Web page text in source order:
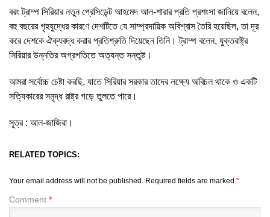
বরং ট্রাম্প সিরিয়ার নতুন প্রেসিডেন্ট আহমেদ আল-শারার প্রতি প্রশংসা জানিয়ে বলেন,
বহু বছরের গৃহযুদ্ধের কারণে দেশটিতে যে সাম্প্রদায়িক অবিশ্বাস তৈরি হয়েছিল, তা দূর
করে দেশকে ঐক্যবদ্ধ করার প্রতিশ্রুতি দিয়েছেন তিনি। ট্রাম্প বলেন, যুক্তরাষ্ট্র
সিরিয়ার উন্নতির অগ্রগতিতে অত্যন্ত সন্তুষ্ট।
আমরা সর্বোচ্চ চেষ্টা করছি, যাতে সিরিয়ার সরকার তাদের লক্ষ্যে অবিচল থাকে ও একটি
সত্যিকারের সমৃদ্ধ রাষ্ট্র গড়ে তুলতে পারে।
সূত্র : আল-জাজিরা।
RELATED TOPICS:
Your email address will not be published. Required fields are marked *
Comment *